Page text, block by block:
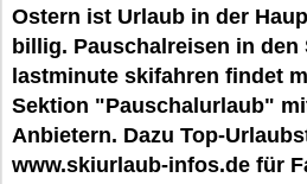
Ostern ist Urlaub in der
billig. Pauschalreisen in den
lastminute skifahren findet
Sektion "Pauschalurlaub"
Anbietern. Dazu Top-
www.skiurlaub-infos.de für